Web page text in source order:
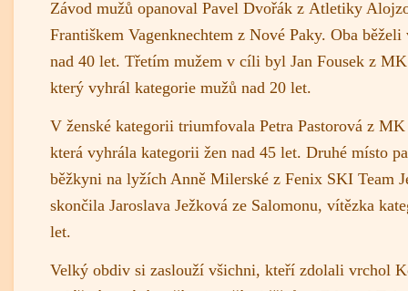
Závod mužů opanoval Pavel Dvořák z Atletiky
Františkem Vagenknechtem z Nové Paky. Oba
nad 40 let. Třetím mužem v cíli byl Jan Fousek z
který vyhrál kategorie mužů nad 20 let.
V ženské kategorii triumfovala Petra Pastorová z
která vyhrála kategorii žen nad 45 let. Druhé místo
běžkyni na lyžích Anně Milerské z Fenix SKI Team
skončila Jaroslava Ježková ze Salomonu, vítězka
let.
Velký obdiv si zaslouží všichni, kteří zdolali vrchol